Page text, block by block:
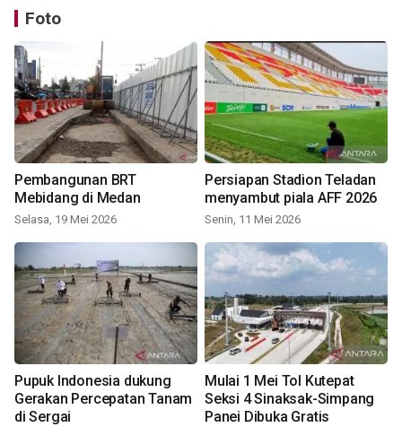
Foto
Pembangunan BRT
Mebidang di Medan
Selasa, 19 Mei 2026
Persiapan Stadion Teladan
menyambut piala AFF 2026
Senin, 11 Mei 2026
Pupuk Indonesia dukung
Gerakan Percepatan Tanam
di Sergai
Mulai 1 Mei Tol Kutepat
Seksi 4 Sinaksak-Simpang
Panei Dibuka Gratis